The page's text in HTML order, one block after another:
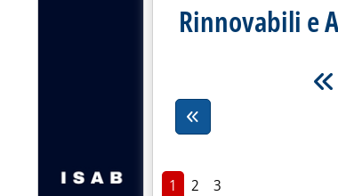
Rinnovabili e
1 2 3